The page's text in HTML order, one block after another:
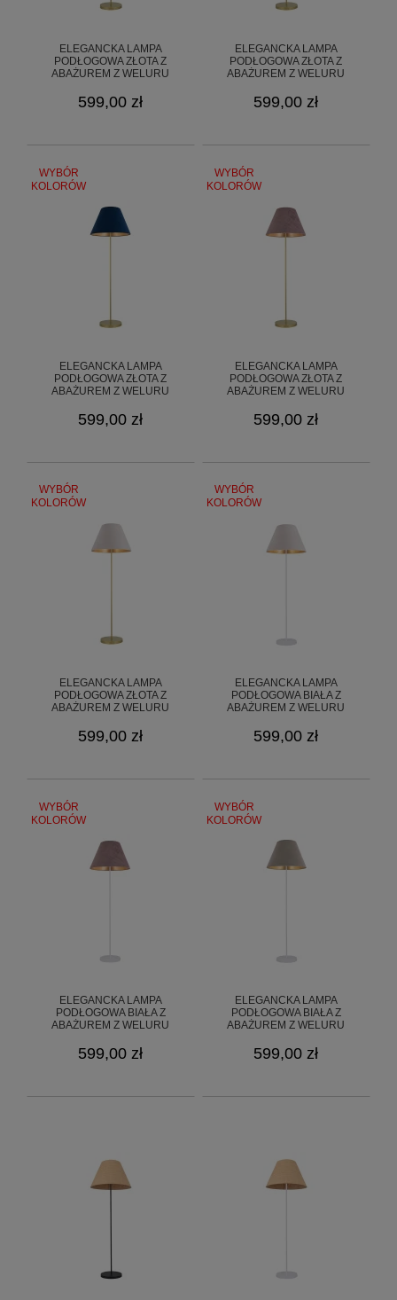
ELEGANCKA LAMPA
PODŁOGOWA ZŁOTA Z
ABAŻUREM Z WELURU
599,00 zł
ELEGANCKA LAMPA
PODŁOGOWA ZŁOTA Z
ABAŻUREM Z WELURU
599,00 zł
WYBÓR
KOLORÓW
ELEGANCKA LAMPA
PODŁOGOWA ZŁOTA Z
ABAŻUREM Z WELURU
599,00 zł
WYBÓR
KOLORÓW
ELEGANCKA LAMPA
PODŁOGOWA ZŁOTA Z
ABAŻUREM Z WELURU
599,00 zł
WYBÓR
KOLORÓW
ELEGANCKA LAMPA
PODŁOGOWA ZŁOTA Z
ABAŻUREM Z WELURU
599,00 zł
WYBÓR
KOLORÓW
ELEGANCKA LAMPA
PODŁOGOWA BIAŁA Z
ABAŻUREM Z WELURU
599,00 zł
WYBÓR
KOLORÓW
ELEGANCKA LAMPA
PODŁOGOWA BIAŁA Z
ABAŻUREM Z WELURU
599,00 zł
WYBÓR
KOLORÓW
ELEGANCKA LAMPA
PODŁOGOWA BIAŁA Z
ABAŻUREM Z WELURU
599,00 zł